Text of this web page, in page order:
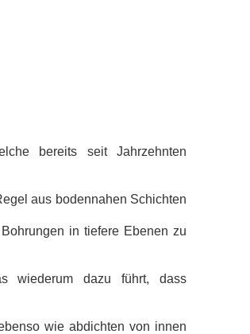
bereits seit Jahrzehnten
aus bodennahen Schichten
in tiefere Ebenen zu
wiederum dazu führt, dass
wie abdichten von innen